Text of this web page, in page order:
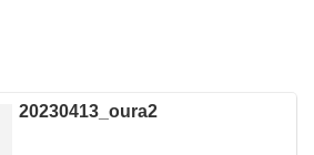
20230413_oura2